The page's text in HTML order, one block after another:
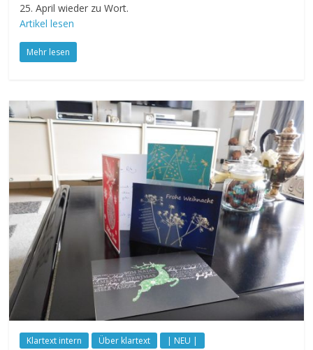
25. April wieder zu Wort.
Artikel lesen
Mehr lesen
Klartext intern Über klartext | NEU |